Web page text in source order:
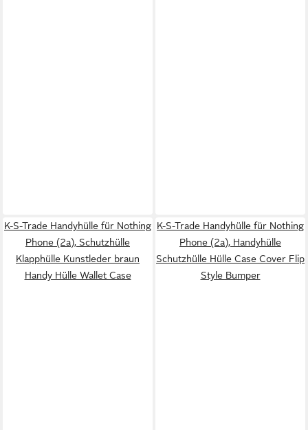
K-S-Trade Handyhülle für Nothing
Phone (2a), Schutzhülle
Klapphülle Kunstleder braun
Handy Hülle Wallet Case
K-S-Trade Handyhülle für Nothing
Phone (2a), Handyhülle
Schutzhülle Hülle Case Cover Flip
Style Bumper